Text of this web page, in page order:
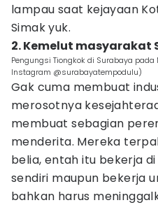
lampau saat kejayaan
Simak yuk.
2. Kemelut masyarakat
Pengungsi Tiongkok di Surabaya
Instagram @surabayatempodulu)
Gak cuma membuat
merosotnya
membuat sebagian
menderita. Mereka
belia, entah itu bekerja
sendiri maupun bekerja
bahkan harus